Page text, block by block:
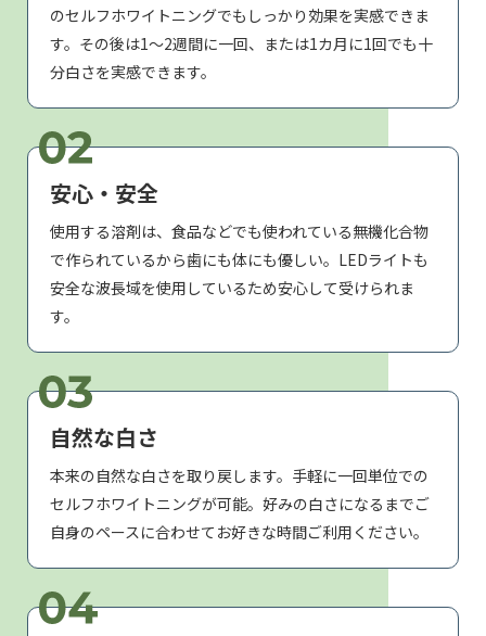
のセルフホワイトニングでもしっかり効果を実感できま
す。その後は1～2週間に一回、または1カ月に1回でも十
分白さを実感できます。
安心・安全
使用する溶剤は、食品などでも使われている無機化合物
で作られているから歯にも体にも優しい。LEDライトも
安全な波長域を使用しているため安心して受けられま
す。
自然な白さ
本来の自然な白さを取り戻します。手軽に一回単位での
セルフホワイトニングが可能。好みの白さになるまでご
自身のペースに合わせてお好きな時間ご利用ください。